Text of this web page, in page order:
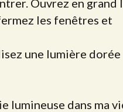
Ouvrez en grand
les fenêtres et
une lumière dorée
lumineuse dans ma